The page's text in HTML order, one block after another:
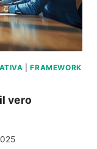
|FRAMEWORK
vero